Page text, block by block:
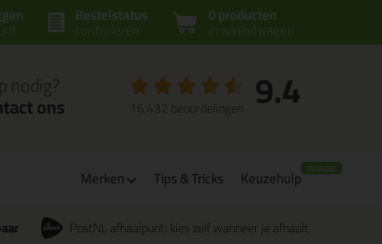
0 producten
in winkelwagen
Bestelstatus
controleren
nodig?
ons 9.4
16.432 beoordelingen
Merken Tips & Tricks Keuzehulp
PostNL afhaalpunt: kies zelf wanneer je afhaalt